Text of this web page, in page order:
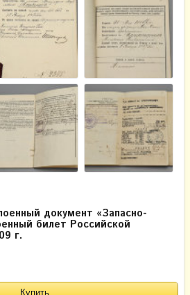
документ «Запасно-
билет Российской
г.